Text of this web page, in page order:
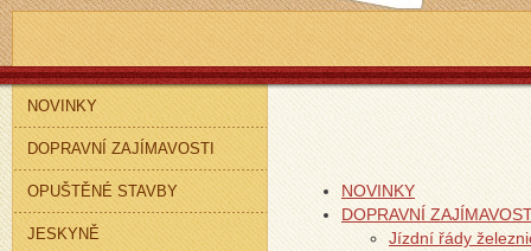
NOVINKY
DOPRAVNÍ
Jízdní řády
NOVINKY
DOPRAVNÍ ZAJÍMAVOSTI
OPUŠTĚNÉ STAVBY
JESKYNĚ